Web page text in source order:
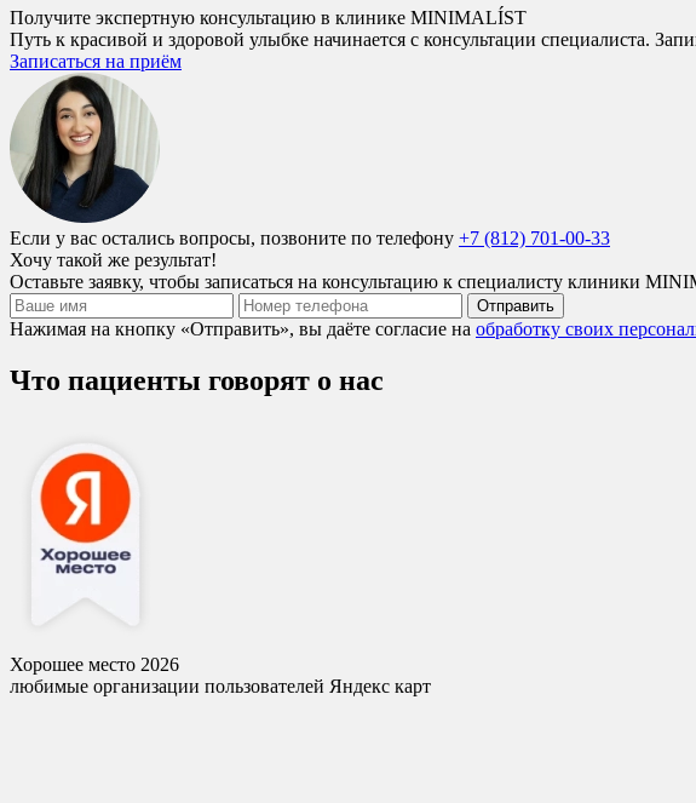
Получите экспертную консультацию в клинике MINIMALÍST
Путь к красивой и здоровой улыбке начинается с консультации специалиста.
Записаться на приём
Если у вас остались вопросы, позвоните по телефону +7 (812) 701-00-33
Хочу такой же результат!
Оставьте заявку, чтобы записаться на консультацию к специалисту клиники
Отправить
Нажимая на кнопку «Отправить», вы даёте согласие на обработку своих
Что пациенты говорят о нас
Хорошее место 2026
любимые организации пользователей Яндекс карт